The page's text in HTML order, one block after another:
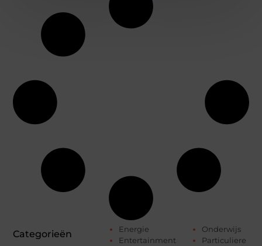
Categorieën
Energie
Entertainment
Onderwijs
Particuliere